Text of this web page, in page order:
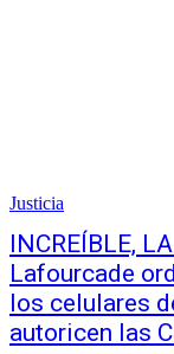
Justicia
INCREÍBLE,
Lafourcade
los celulares
autoricen las